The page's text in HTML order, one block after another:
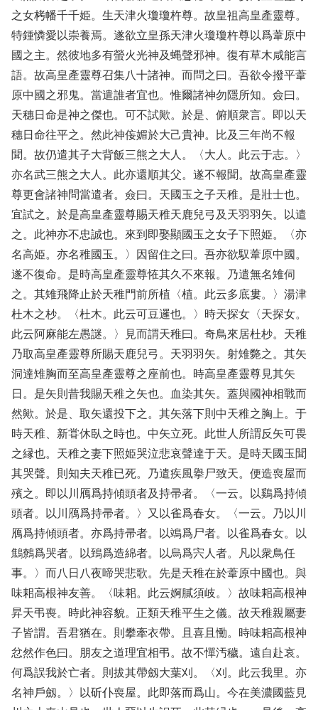
之女栲幡千千姫。生天津火瓊瓊杵尊。故皇祖高皇產靈尊。
特鍾憐愛以崇養焉。遂欲立皇孫天津火瓊瓊杵尊以爲葦原中
國之主。然彼地多有螢火光神及蝿聲邪神。復有草木咸能言
語。故高皇產靈尊召集八十諸神。而問之曰。吾欲令撥平葦
原中國之邪鬼。當遣誰者宜也。惟爾諸神勿隱所知。僉曰。
天穗日命是神之傑也。可不試歟。於是、俯順衆言。即以天
穗日命往平之。然此神侫媚於大己貴神。比及三年尚不報
聞。故仍遣其子大背飯三熊之大人。〈大人。此云于志。〉
亦名武三熊之大人。此亦還順其父。遂不報聞。故高皇產靈
尊更會諸神問當遣者。僉曰。天國玉之子天稚。是壯士也。
宜試之。於是高皇產靈尊賜天稚天鹿兒弓及天羽羽矢。以遣
之。此神亦不忠誠也。來到即娶顯國玉之女子下照姫。〈亦
名高姫。亦名稚國玉。〉因留住之曰。吾亦欲馭葦原中國。
遂不復命。是時高皇產靈尊恠其久不來報。乃遣無名雉伺
之。其雉飛降止於天稚門前所植〈植。此云多底婁。〉湯津
杜木之杪。〈杜木。此云可豆邏也。〉時天探女〈天探女。
此云阿麻能左愚謎。〉見而謂天稚曰。奇鳥來居杜杪。天稚
乃取高皇產靈尊所賜天鹿兒弓。天羽羽矢。射雉斃之。其矢
洞達雉胸而至高皇產靈尊之座前也。時高皇產靈尊見其矢
日。是矢則昔我賜天稚之矢也。血染其矢。蓋與國神相戰而
然歟。於是、取矢還投下之。其矢落下則中天稚之胸上。于
時天稚、新甞休臥之時也。中矢立死。此世人所謂反矢可畏
之縁也。天稚之妻下照姫哭泣悲哀聲達于天。是時天國玉聞
其哭聲。則知夫天稚已死。乃遣疾風擧尸致天。便造喪屋而
殯之。即以川鴈爲持傾頭者及持帚者。〈一云。以鷄爲持傾
頭者。以川鴈爲持帚者。〉又以雀爲春女。〈一云。乃以川
鴈爲持傾頭者。亦爲持帚者。以鴗爲尸者。以雀爲春女。以
鷦鷯爲哭者。以鵄爲造綿者。以烏爲宍人者。凡以衆鳥任
事。〉而八日八夜啼哭悲歌。先是天稚在於葦原中國也。與
味耜高根神友善。〈味耜。此云婀膩須岐。〉故味耜高根神
昇天弔喪。時此神容貌。正類天稚平生之儀。故天稚親屬妻
子皆謂。吾君猶在。則攀牽衣帶。且喜且慟。時味耜高根神
忿然作色曰。朋友之道理宜相弔。故不憚汚穢。遠自赴哀。
何爲誤我於亡者。則拔其帶劔大葉刈。〈刈。此云我里。亦
名神戶劔。〉以斫仆喪屋。此即落而爲山。今在美濃國藍見